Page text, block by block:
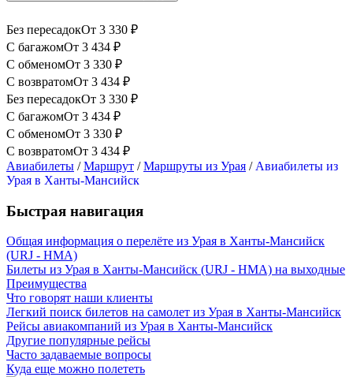
Без пересадокОт 3 330 ₽
С багажомОт 3 434 ₽
С обменомОт 3 330 ₽
С возвратомОт 3 434 ₽
Без пересадокОт 3 330 ₽
С багажомОт 3 434 ₽
С обменомОт 3 330 ₽
С возвратомОт 3 434 ₽
Авиабилеты /Маршрут /Маршруты из Урая / Авиабилеты из
Урая в Ханты-Мансийск
Быстрая навигация
Общая информация о перелёте из Урая в Ханты-Мансийск
(URJ - HMA)
Билеты из Урая в Ханты-Мансийск (URJ - HMA) на выходные
Преимущества
Что говорят наши клиенты
Легкий поиск билетов на самолет из Урая в Ханты-Мансийск
Рейсы авиакомпаний из Урая в Ханты-Мансийск
Другие популярные рейсы
Часто задаваемые вопросы
Куда еще можно полететь